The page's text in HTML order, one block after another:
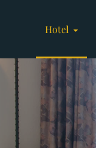
Hotel